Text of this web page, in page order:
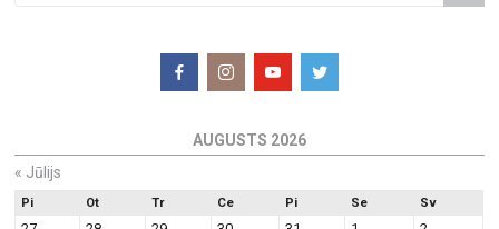
AUGUSTS 2026
« Jūlijs
Pi Ot Tr Ce Pi Se Sv